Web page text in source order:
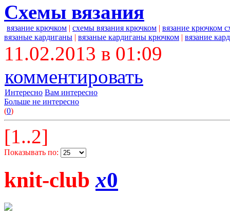
Схемы вязания
вязание крючком | схемы вязания крючком | вязание крючком
вязаные кардиганы | вязаные кардиганы крючком | вязание
11.02.2013 в 01:09
комментировать
Интересно Вам интересно
Больше не интересно
(0)
[1..2]
Показывать по:
knit-clubx0